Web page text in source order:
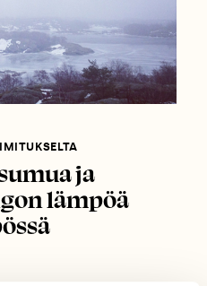
ja
lämpöä